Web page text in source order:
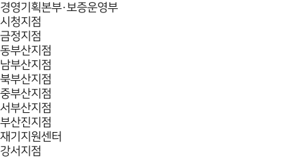
경영기획본부·보증운영부
시청지점
금정지점
동부산지점
남부산지점
북부산지점
중부산지점
서부산지점
부산진지점
재기지원센터
강서지점